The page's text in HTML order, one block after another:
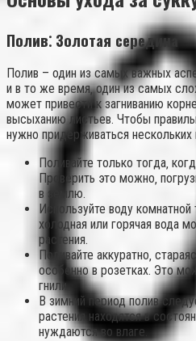
Полив⁚ Золотая середина
Полив – один из самых важных
и в то же время‚ один из самых
может привести к загниванию
высыханию листьев. Чтобы
нужно придерживаться нескольких
Поливайте только тогда‚
Проверить это можно‚
в землю.
Используйте воду
холодная или горячая вода
растения.
Поливайте аккуратно‚
особенно в розетках. Это
гнили.
В зимний период полив
растения находятся в
нуждаются во влаге.